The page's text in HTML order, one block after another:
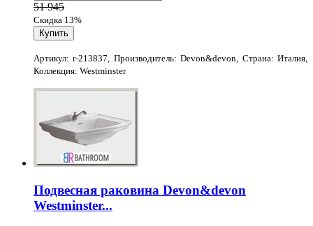
51 945
Скидка 13%
Артикул: r-213837, Производитель: Devon&devon, Страна: Италия,
Коллекция: Westminster
Подвесная раковина Devon&devon
Westminster...